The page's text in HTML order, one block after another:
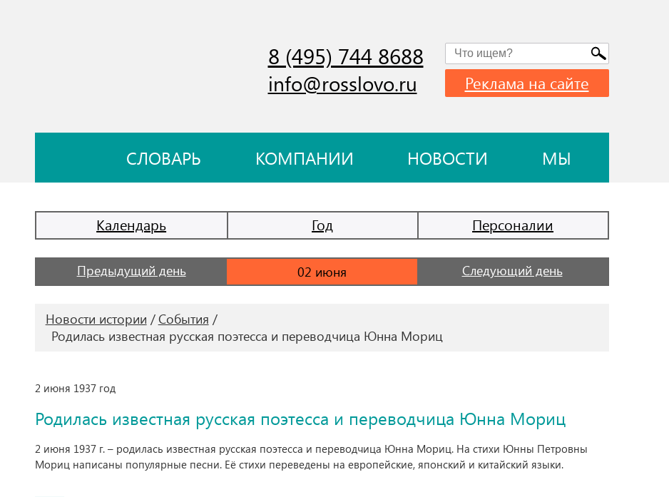
8 (495) 744 8688
info@rosslovo.ru Реклама на сайте
СЛОВАРЬ КОМПАНИИ НОВОСТИ МЫ
Календарь Год Персоналии
Предыдущий день Следующий день
Новости истории
События
Родилась известная русская поэтесса и переводчица Юнна Мориц
2 июня 1937 год
Родилась известная русская поэтесса и переводчица Юнна Мориц
2 июня 1937 г. – родилась известная русская поэтесса и переводчица Юнна Мориц. На стихи Юнны Петровны
Мориц написаны популярные песни. Её стихи переведены на европейские, японский и китайский языки.